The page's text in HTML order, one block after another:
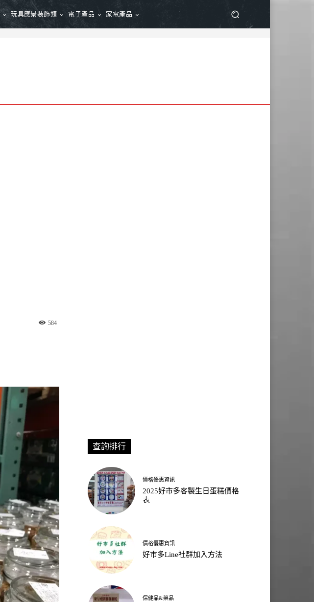
玩具應景裝飾類 電子產品 家電產品
584
查詢排行
價格優惠資訊
2025好市多客製生日蛋糕價格
表
價格優惠資訊
好市多Line社群加入方法
保健品&藥品